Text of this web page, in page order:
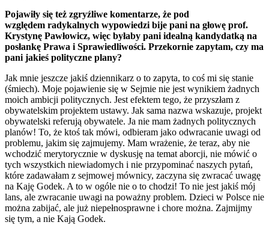
Pojawiły się też zgryźliwe komentarze, że pod
względem radykalnych wypowiedzi bije pani na głowę prof.
Krystynę Pawłowicz, więc byłaby pani idealną kandydatką na
posłankę Prawa i Sprawiedliwości. Przekornie zapytam, czy ma
pani jakieś polityczne plany?
Jak mnie jeszcze jakiś dziennikarz o to zapyta, to coś mi się stanie
(śmiech). Moje pojawienie się w Sejmie nie jest wynikiem żadnych
moich ambicji politycznych. Jest efektem tego, że przyszłam z
obywatelskim projektem ustawy. Jak sama nazwa wskazuje, projekt
obywatelski referują obywatele. Ja nie mam żadnych politycznych
planów! To, że ktoś tak mówi, odbieram jako odwracanie uwagi od
problemu, jakim się zajmujemy. Mam wrażenie, że teraz, aby nie
wchodzić merytorycznie w dyskusję na temat aborcji, nie mówić o
tych wszystkich niewiadomych i nie przypominać naszych pytań,
które zadawałam z sejmowej mównicy, zaczyna się zwracać uwagę
na Kaję Godek. A to w ogóle nie o to chodzi! To nie jest jakiś mój
lans, ale zwracanie uwagi na poważny problem. Dzieci w Polsce nie
można zabijać, ale już niepełnosprawne i chore można. Zajmijmy
się tym, a nie Kają Godek.